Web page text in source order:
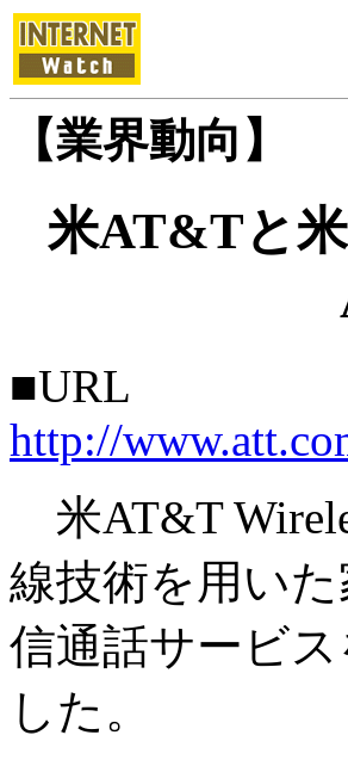
【業界動向】
米AT&Tと
■URL
http://
米AT&T
線技術を用い
信通話サービ
した。